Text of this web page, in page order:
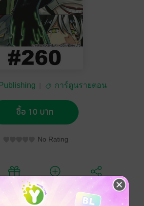
การ์ตูนรายตอน
ซื้อ 10 บาท
No Rating
อเป็นของขวัญ